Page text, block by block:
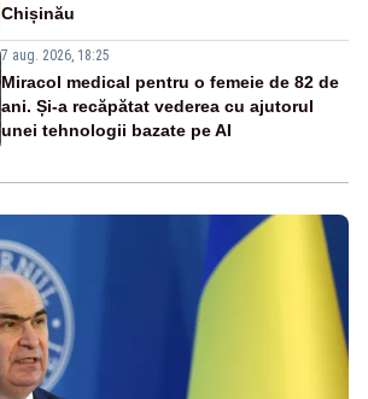
Chișinău
7 aug. 2026, 18:25
Miracol medical pentru o femeie de 82 de
ani. Și-a recăpătat vederea cu ajutorul
unei tehnologii bazate pe AI